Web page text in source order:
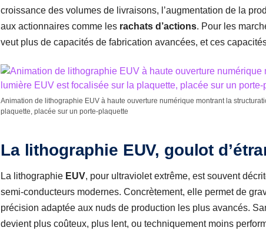
croissance des volumes de livraisons, l’augmentation de la
aux actionnaires comme les rachats d’actions. Pour les
veut plus de capacités de fabrication avancées, et ces
Animation de lithographie EUV à haute ouverture numérique montrant la
plaquette, placée sur un porte-plaquette
La lithographie EUV, goulot
La lithographie EUV, pour ultraviolet extrême, est souvent
semi-conducteurs modernes. Concrètement, elle permet de
précision adaptée aux nuds de production les plus avancés.
devient plus coûteux, plus lent, ou techniquement moins